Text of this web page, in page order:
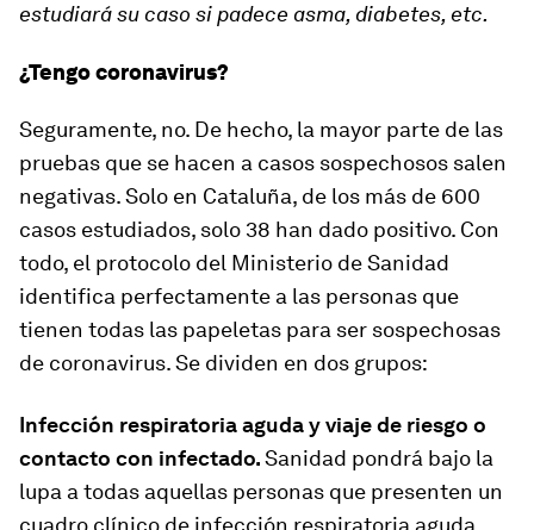
estudiará su caso si padece asma, diabetes, etc.
¿Tengo coronavirus?
Seguramente, no. De hecho, la mayor parte de las
pruebas que se hacen a casos sospechosos salen
negativas. Solo en Cataluña, de los más de 600
casos estudiados, solo 38 han dado positivo. Con
todo, el protocolo del Ministerio de Sanidad
identifica perfectamente a las personas que
tienen todas las papeletas para ser sospechosas
de coronavirus. Se dividen en dos grupos:
Infección respiratoria aguda y viaje de riesgo o
contacto con infectado.Sanidad pondrá bajo la
lupa a todas aquellas personas que presenten un
cuadro clínico de infección respiratoria aguda